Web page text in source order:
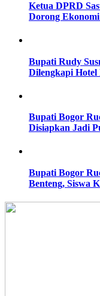
Ketua DPRD
Dorong
Bupati Rudy
Dilengkapi Hotel
Bupati Bogor
Disiapkan Jadi
Bupati Bogor
Benteng, Siswa